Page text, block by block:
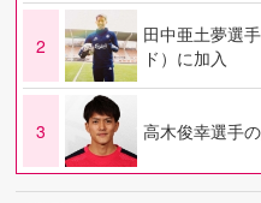
2
田中亜土夢選
ド）に加入
3 高木俊幸選手